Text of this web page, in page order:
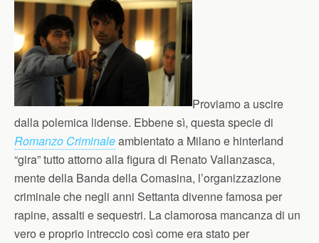
Proviamo a uscire
dalla polemica lidense. Ebbene sì, questa specie di
Romanzo Criminaleambientato a Milano e hinterland
“gira” tutto attorno alla figura di Renato Vallanzasca,
mente della Banda della Comasina, l’organizzazione
criminale che negli anni Settanta divenne famosa per
rapine, assalti e sequestri. La clamorosa mancanza di un
vero e proprio intreccio così come era stato per